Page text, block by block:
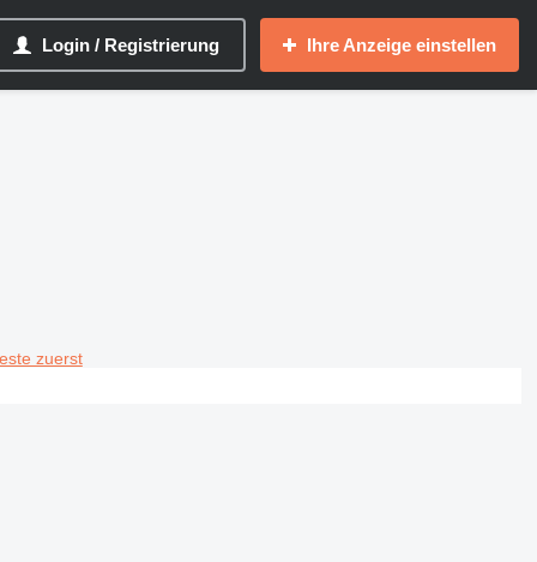
Login / Registrierung Ihre Anzeige einstellen
zuerst